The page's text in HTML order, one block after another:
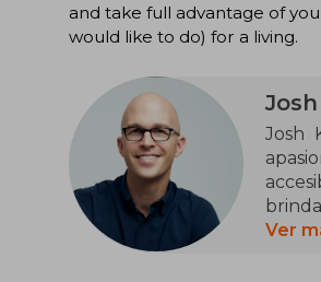
and take full advantage of
would like to do) for a living.
Josh
Ver